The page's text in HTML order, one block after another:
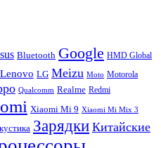
Bluetooth Google HMD Global
Lenovo LG Meizu Moto Motorola
Qualcomm Realme Redmi
Xiaomi Mi 9 Xiaomi Mi Mix 3
Зарядки Китайские